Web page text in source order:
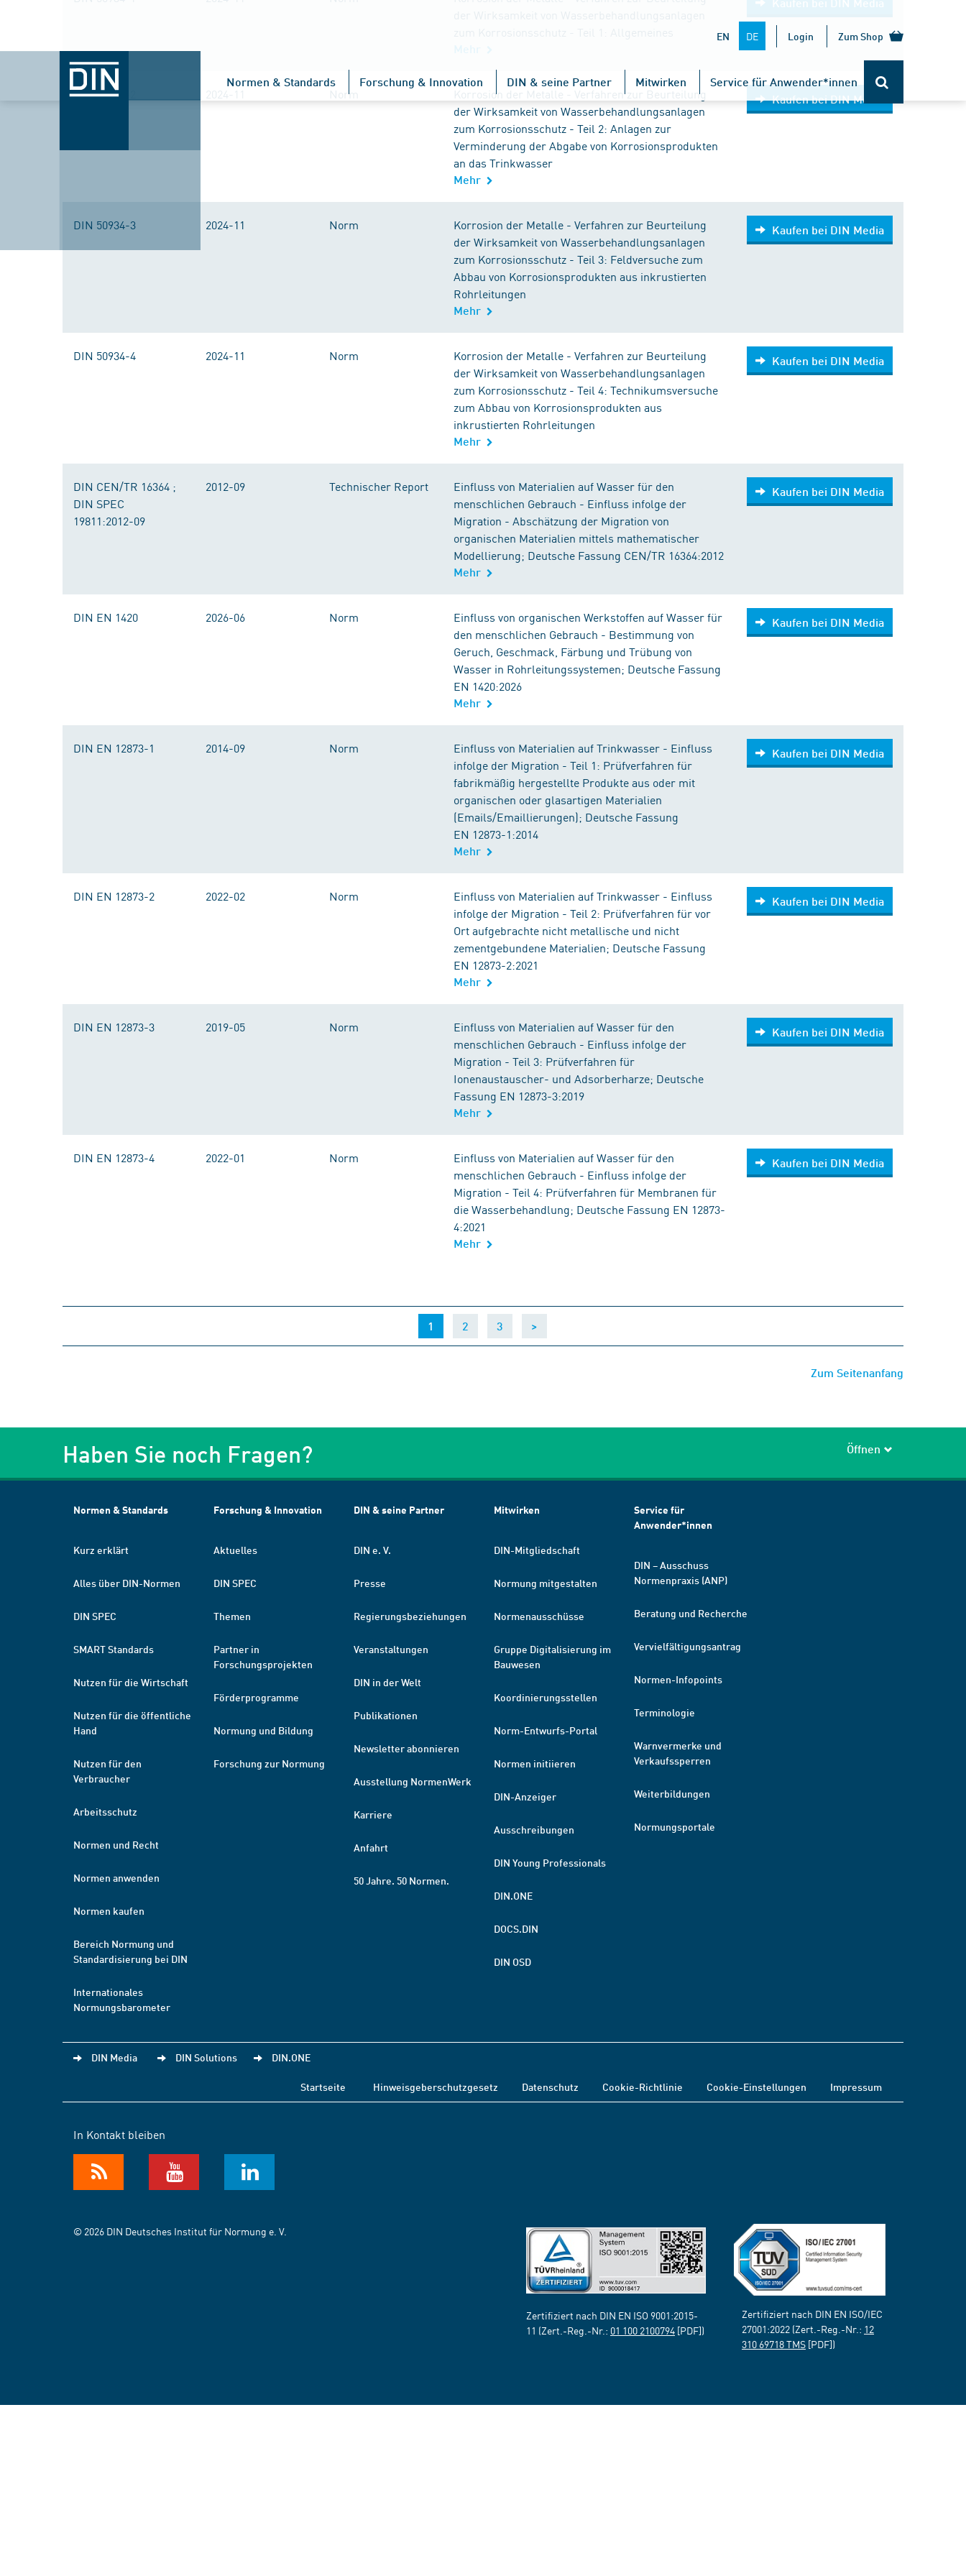
EN DE Login Zum Shop
Normen & Standards Forschung & Innovation DIN & seine Partner Mitwirken Service für Anwender*innen
DIN 50934-2 2024-11 Norm
Korrosion der Metalle - Verfahren zur Beurteilung
der Wirksamkeit von Wasserbehandlungsanlagen
zum Korrosionsschutz - Teil 2: Anlagen zur
Verminderung der Abgabe von Korrosionsprodukten
an das Trinkwasser
Mehr
Kaufen bei DIN Media
DIN 50934-3 2024-11 Norm
Korrosion der Metalle - Verfahren zur Beurteilung
der Wirksamkeit von Wasserbehandlungsanlagen
zum Korrosionsschutz - Teil 3: Feldversuche zum
Abbau von Korrosionsprodukten aus inkrustierten
Rohrleitungen
Mehr
Kaufen bei DIN Media
DIN 50934-4 2024-11 Norm
Korrosion der Metalle - Verfahren zur Beurteilung
der Wirksamkeit von Wasserbehandlungsanlagen
zum Korrosionsschutz - Teil 4: Technikumsversuche
zum Abbau von Korrosionsprodukten aus
inkrustierten Rohrleitungen
Mehr
Kaufen bei DIN Media
DIN CEN/TR 16364 ;
DIN SPEC
19811:2012-09
2012-09 Technischer Report
Einfluss von Materialien auf Wasser für den
menschlichen Gebrauch - Einfluss infolge der
Migration - Abschätzung der Migration von
organischen Materialien mittels mathematischer
Modellierung; Deutsche Fassung CEN/TR 16364:2012
Mehr
Kaufen bei DIN Media
DIN EN 1420 2026-06 Norm
Einfluss von organischen Werkstoffen auf Wasser für
den menschlichen Gebrauch - Bestimmung von
Geruch, Geschmack, Färbung und Trübung von
Wasser in Rohrleitungssystemen; Deutsche Fassung
EN 1420:2026
Mehr
Kaufen bei DIN Media
DIN EN 12873-1 2014-09 Norm
Einfluss von Materialien auf Trinkwasser - Einfluss
infolge der Migration - Teil 1: Prüfverfahren für
fabrikmäßig hergestellte Produkte aus oder mit
organischen oder glasartigen Materialien
(Emails/Emaillierungen); Deutsche Fassung
EN 12873-1:2014
Mehr
Kaufen bei DIN Media
DIN EN 12873-2 2022-02 Norm
Einfluss von Materialien auf Trinkwasser - Einfluss
infolge der Migration - Teil 2: Prüfverfahren für vor
Ort aufgebrachte nicht metallische und nicht
zementgebundene Materialien; Deutsche Fassung
EN 12873-2:2021
Mehr
Kaufen bei DIN Media
DIN EN 12873-3 2019-05 Norm
Einfluss von Materialien auf Wasser für den
menschlichen Gebrauch - Einfluss infolge der
Migration - Teil 3: Prüfverfahren für
Ionenaustauscher- und Adsorberharze; Deutsche
Fassung EN 12873-3:2019
Mehr
Kaufen bei DIN Media
DIN EN 12873-4 2022-01 Norm
Einfluss von Materialien auf Wasser für den
menschlichen Gebrauch - Einfluss infolge der
Migration - Teil 4: Prüfverfahren für Membranen für
die Wasserbehandlung; Deutsche Fassung EN 12873-
4:2021
Mehr
Kaufen bei DIN Media
1 (current)
2 3 >
Zum Seitenanfang
Haben Sie noch Fragen? Öffnen
Normen & Standards
Kurz erklärt
Alles über DIN-Normen
DIN SPEC
SMART Standards
Nutzen für die Wirtschaft
Nutzen für die öffentliche
Hand
Nutzen für den
Verbraucher
Arbeitsschutz
Normen und Recht
Normen anwenden
Normen kaufen
Bereich Normung und
Standardisierung bei DIN
Internationales
Normungsbarometer
Forschung & Innovation
Aktuelles
DIN SPEC
Themen
Partner in
Forschungsprojekten
Förderprogramme
Normung und Bildung
Forschung zur Normung
DIN & seine Partner
DIN e. V.
Presse
Regierungsbeziehungen
Veranstaltungen
DIN in der Welt
Publikationen
Newsletter abonnieren
Ausstellung NormenWerk
Karriere
Anfahrt
50 Jahre. 50 Normen.
Mitwirken
DIN-Mitgliedschaft
Normung mitgestalten
Normenausschüsse
Gruppe Digitalisierung im
Bauwesen
Koordinierungsstellen
Norm-Entwurfs-Portal
Normen initiieren
DIN-Anzeiger
Ausschreibungen
DIN Young Professionals
DIN.ONE
DOCS.DIN
DIN OSD
Service für
Anwender*innen
DIN – Ausschuss
Normenpraxis (ANP)
Beratung und Recherche
Vervielfältigungsantrag
Normen-Infopoints
Terminologie
Warnvermerke und
Verkaufssperren
Weiterbildungen
Normungsportale
DIN Media DIN Solutions DIN.ONE
Startseite Hinweisgeberschutzgesetz Datenschutz Cookie-Richtlinie Cookie-Einstellungen Impressum
In Kontakt bleiben
© 2026 DIN Deutsches Institut für Normung e. V.
Zertifiziert nach DIN EN ISO 9001:2015-
11 (Zert.-Reg.-Nr.: 01 100 2100794 [PDF])
Zertifiziert nach DIN EN ISO/IEC
27001:2022 (Zert.-Reg.-Nr.: 12
310 69718 TMS [PDF])